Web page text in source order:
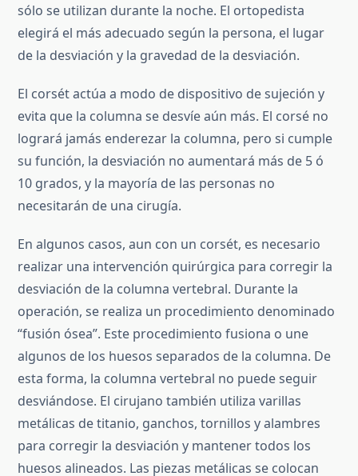
sólo se utilizan durante la noche. El ortopedista
elegirá el más adecuado según la persona, el lugar
de la desviación y la gravedad de la desviación.
El corsét actúa a modo de dispositivo de sujeción y
evita que la columna se desvíe aún más. El corsé no
logrará jamás enderezar la columna, pero si cumple
su función, la desviación no aumentará más de 5 ó
10 grados, y la mayoría de las personas no
necesitarán de una cirugía.
En algunos casos, aun con un corsét, es necesario
realizar una intervención quirúrgica para corregir la
desviación de la columna vertebral. Durante la
operación, se realiza un procedimiento denominado
“fusión ósea”. Este procedimiento fusiona o une
algunos de los huesos separados de la columna. De
esta forma, la columna vertebral no puede seguir
desviándose. El cirujano también utiliza varillas
metálicas de titanio, ganchos, tornillos y alambres
para corregir la desviación y mantener todos los
huesos alineados. Las piezas metálicas se colocan